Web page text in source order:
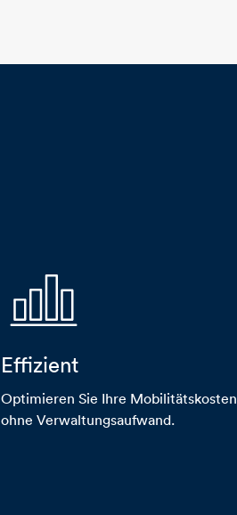
diagramm-balken
Effizient
Optimieren Sie Ihre Mobilitätskosten
ohne Verwaltungsaufwand.